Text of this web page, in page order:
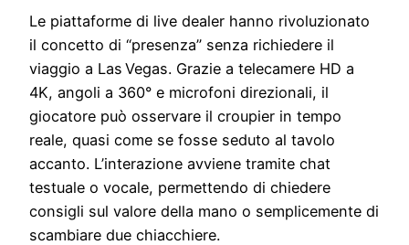
Le piattaforme di live dealer hanno rivoluzionato
il concetto di “presenza” senza richiedere il
viaggio a Las Vegas. Grazie a telecamere HD a
4K, angoli a 360° e microfoni direzionali, il
giocatore può osservare il croupier in tempo
reale, quasi come se fosse seduto al tavolo
accanto. L’interazione avviene tramite chat
testuale o vocale, permettendo di chiedere
consigli sul valore della mano o semplicemente di
scambiare due chiacchiere.